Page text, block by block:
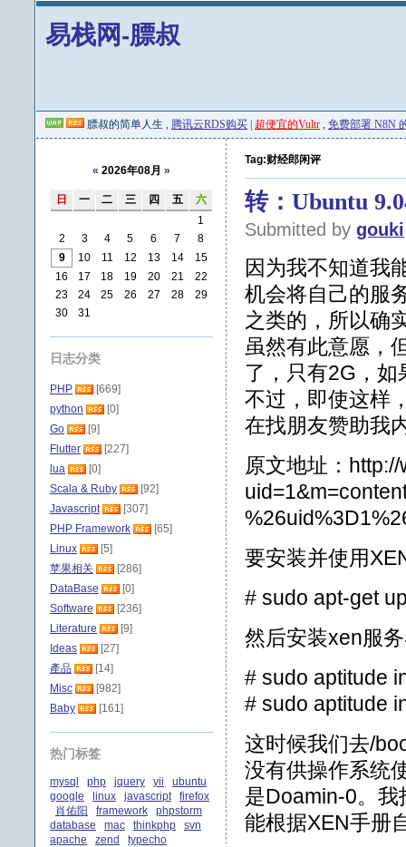
易栈网-膘叔
膘叔的简单人生 , 腾讯云RDS购买 超便宜的Vultr , 免费部署 N8N
Tag:财经郎闲评
转：Ubuntu
Submitted by gouki
因为我不知道我
机会将自己的服
之类的，所以确
虽然有此意愿，
了，只有2G，
不过，即使这样
在找朋友赞助我
原文地址：
要安装并使用
# sudo apt-get
然后安装xen服
# sudo aptitude
# sudo aptitude
这时候我们去/
没有供操作系统
是Doamin-0。
能根据XEN手册
« 2026年08月 »
日 一 二 三 四 五
六
1
2
3 4 5 6 7
8
9
10 11 12 13 14
15
16
17 18 19 20 21
22
23
24 25 26 27 28
29
30
31
日志分类
PHP
[669]
python
[0]
Go
[9]
Flutter
[227]
lua
[0]
Scala & Ruby
[92]
Javascript
[307]
PHP Framework
[65]
Linux
[5]
苹果相关
[286]
DataBase
[0]
Software
[236]
Literature
[9]
Ideas
[27]
產品
[14]
Misc
[982]
Baby
[161]
热门标签
mysql php jquery yii
ubuntu
google
linux javascript
firefox
肖佑阳
framework
phpstorm
database
mac thinkphp
svn
apache
zend
typecho